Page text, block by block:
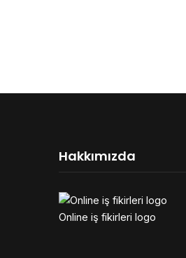
Hakkımızda
Online iş fikirleri logo